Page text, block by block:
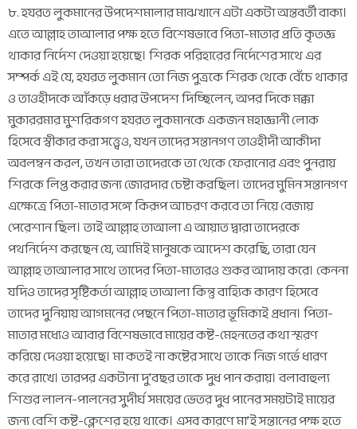
৮. হযরত লুকমানের উপদেশমালার মাঝখানে এটা একটা অন্তবর্তী বাক্য।
এতে আল্লাহ তাআলার পক্ষ হতে বিশেষভাবে পিতা-মাতার প্রতি কৃতজ্ঞ
থাকার নির্দেশ দেওয়া হয়েছে। শিরক পরিহারের নির্দেশের সাথে এর
সম্পর্ক এই যে, হযরত লুকমান তো নিজ পুত্রকে শিরক থেকে বেঁচে থাকার
ও তাওহীদকে আঁকড়ে ধরার উপদেশ দিচ্ছিলেন, অপর দিকে মক্কা
মুকাররমার মুশরিকগণ হযরত লুকমানকে একজন মহাজ্ঞানী লোক
হিসেবে স্বীকার করা সত্ত্বেও, যখন তাদের সন্তানগণ তাওহীদী আকীদা
অবলম্বন করল, তখন তারা তাদেরকে তা থেকে ফেরানোর এবং পুনরায়
শিরকে লিপ্ত করার জন্য জোরদার চেষ্টা করছিল। তাদের মুমিন সন্তানগণ
এক্ষেত্রে পিতা-মাতার সঙ্গে কিরূপ আচরণ করবে তা নিয়ে বেজায়
পেরেশান ছিল। তাই আল্লাহ তাআলা এ আয়াত দ্বারা তাদেরকে
পথনির্দেশ করছেন যে, আমিই মানুষকে আদেশ করেছি, তারা যেন
আল্লাহ তাআলার সাথে তাদের পিতা-মাতারও শুকর আদায় করে। কেননা
যদিও তাদের সৃষ্টিকর্তা আল্লাহ তাআলা কিন্তু বাহ্যিক কারণ হিসেবে
তাদের দুনিয়ায় আগমনের পেছনে পিতা-মাতার ভূমিকাই প্রধান। পিতা-
মাতার মধ্যেও আবার বিশেষভাবে মায়ের কষ্ট-মেহনতের কথা স্মরণ
করিয়ে দেওয়া হয়েছে। মা কতই না কষ্টের সাথে তাকে নিজ গর্ভে ধারণ
করে রাখে। তারপর একটানা দু’বছর তাকে দুধ পান করায়। বলাবাহুল্য
শিশুর লালন-পালনের সুদীর্ঘ সময়ের ভেতর দুধ পানের সময়টাই মায়ের
জন্য বেশি কষ্ট-ক্লেশের হয়ে থাকে। এসব কারণে মা’ই সন্তানের পক্ষ হতে